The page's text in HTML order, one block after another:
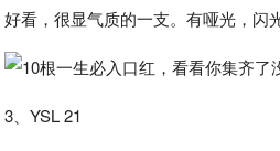
好看，很显气质的一支。有哑光，闪
3、YSL 21